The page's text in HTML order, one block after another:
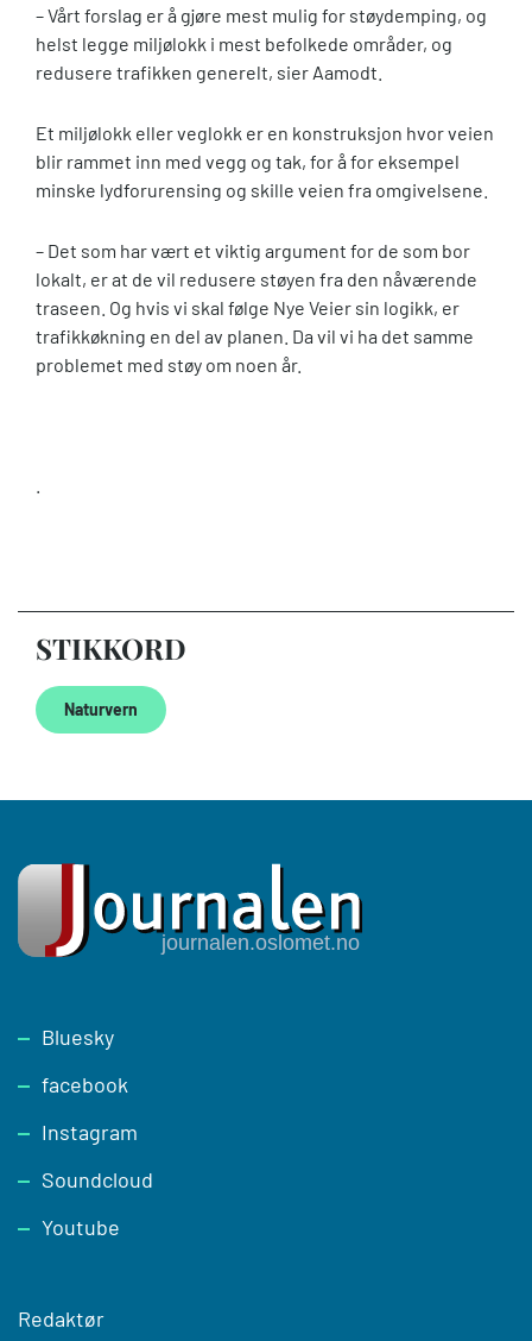
– Vårt forslag er å gjøre mest mulig for støydemping, og
helst legge miljølokk i mest befolkede områder, og
redusere trafikken generelt, sier Aamodt.
Et miljølokk eller veglokk er en konstruksjon hvor veien
blir rammet inn med vegg og tak, for å for eksempel
minske lydforurensing og skille veien fra omgivelsene.
– Det som har vært et viktig argument for de som bor
lokalt, er at de vil redusere støyen fra den nåværende
traseen. Og hvis vi skal følge Nye Veier sin logikk, er
trafikkøkning en del av planen. Da vil vi ha det samme
problemet med støy om noen år.
STIKKORD
Naturvern
Footer
Bluesky
facebook
Instagram
Soundcloud
Youtube
Redaktør